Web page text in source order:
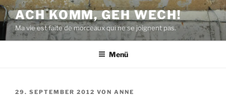
Zum
Inhalt
springen
ACH KOMM, GEH WECH!
Ma vie est faite de morceaux qui ne se joignent pas.
Menü
VERÖFFENTLICHT
29. SEPTEMBER 2012 VON ANNE